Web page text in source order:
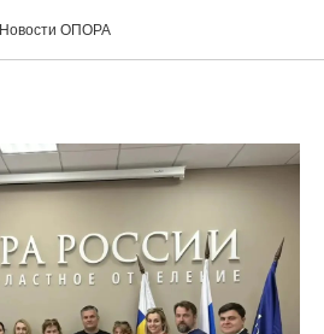
Новости ОПОРА